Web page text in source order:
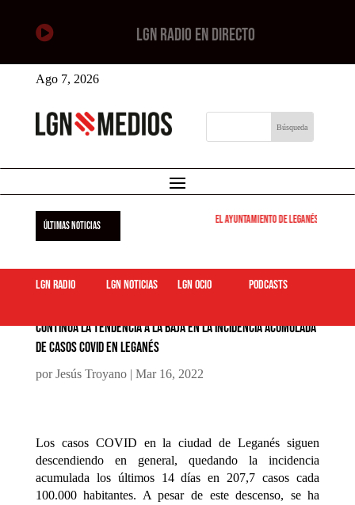
 LGN RADIO EN DIRECTO
Ago 7, 2026
ÚLTIMAS NOTICIAS El Ayuntamiento de Leganés pone
LGN Radio LGN Noticias LGN ocio podcasts
Continúa la tendencia a la baja en la incidencia acumulada
de casos COVID en Leganés
porJesús Troyano| Mar 16, 2022
Los casos COVID en la ciudad de Leganés siguen
descendiendo en general, quedando la incidencia
acumulada los últimos 14 días en 207,7 casos cada
100.000 habitantes. A pesar de este descenso, se ha